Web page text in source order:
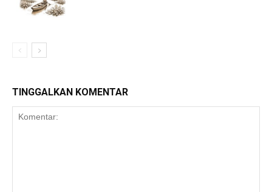
TINGGALKAN KOMENTAR